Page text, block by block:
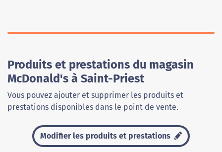
Produits et prestations du magasin
McDonald's à Saint-Priest
Vous pouvez ajouter et supprimer les produits et
prestations disponibles dans le point de vente.
Modifier les produits et prestations